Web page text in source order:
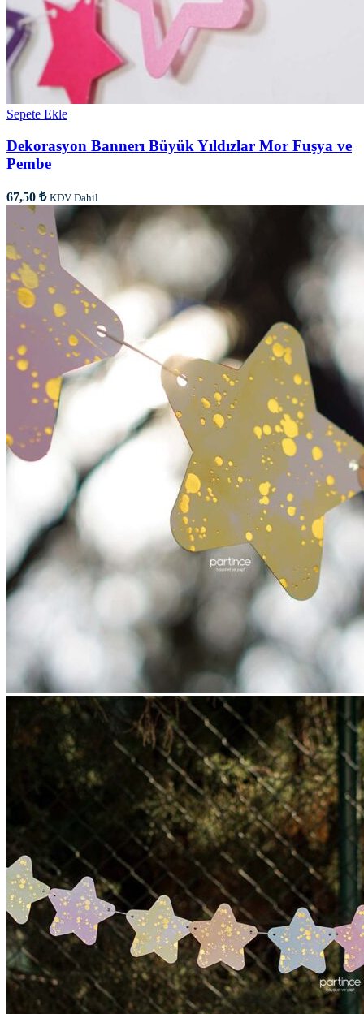
Sepete Ekle
Dekorasyon Bannerı Büyük Yıldızlar Mor Fuşya ve
Pembe
67,50 ₺ KDV Dahil